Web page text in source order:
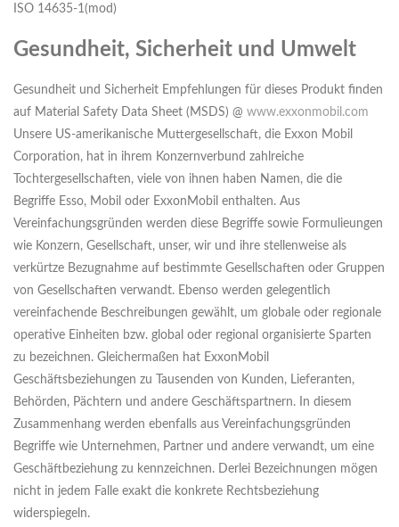
ISO 14635-1(mod)
Gesundheit, Sicherheit und Umwelt
Gesundheit und Sicherheit Empfehlungen für dieses Produkt finden
auf Material Safety Data Sheet (MSDS) @ www.exxonmobil.com
Unsere US-amerikanische Muttergesellschaft, die Exxon Mobil
Corporation, hat in ihrem Konzernverbund zahlreiche
Tochtergesellschaften, viele von ihnen haben Namen, die die
Begriffe Esso, Mobil oder ExxonMobil enthalten. Aus
Vereinfachungsgründen werden diese Begriffe sowie Formulieungen
wie Konzern, Gesellschaft, unser, wir und ihre stellenweise als
verkürtze Bezugnahme auf bestimmte Gesellschaften oder Gruppen
von Gesellschaften verwandt. Ebenso werden gelegentlich
vereinfachende Beschreibungen gewählt, um globale oder regionale
operative Einheiten bzw. global oder regional organisierte Sparten
zu bezeichnen. Gleichermaßen hat ExxonMobil
Geschäftsbeziehungen zu Tausenden von Kunden, Lieferanten,
Behörden, Pächtern und andere Geschäftspartnern. In diesem
Zusammenhang werden ebenfalls aus Vereinfachungsgründen
Begriffe wie Unternehmen, Partner und andere verwandt, um eine
Geschäftbeziehung zu kennzeichnen. Derlei Bezeichnungen mögen
nicht in jedem Falle exakt die konkrete Rechtsbeziehung
widerspiegeln.